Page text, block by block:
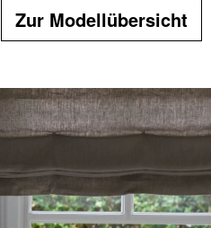
Zur Modellübersicht